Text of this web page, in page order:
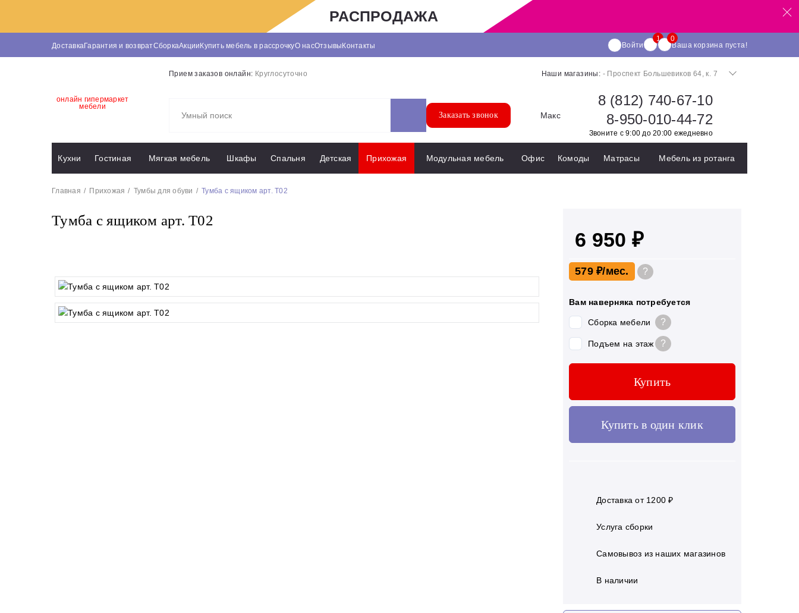
РАСПРОДАЖА
ДоставкаГарантия и возвратСборкаАкцииКупить мебель в рассрочкуО насОтзывыКонтакты Войти Ваша корзина пуста!
онлайн гипермаркет
мебели
Прием заказов онлайн: Круглосуточно Наши магазины: - Проспект Большевиков 64, к. 7
Заказать звонок Макс
8 (812) 740-67-10
8-950-010-44-72
Звоните с 9:00 до 20:00 ежедневно
Кухни Гостиная Мягкая мебель Шкафы Спальня Детская Прихожая Модульная мебель Офис Комоды Матрасы Мебель из ротанга
Главная Прихожая Тумбы для обуви Тумба с ящиком арт. Т02
Тумба с ящиком арт. Т02
6 950 ₽
579 ₽ ?
Вам наверняка потребуется
Сборка мебели ?
Подъем на этаж ?
Купить
Купить в один клик
Доставка от 1200 ₽
Услуга сборки
Самовывоз из наших магазинов
В наличии